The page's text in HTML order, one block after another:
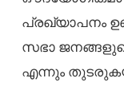
പ്രഖ്യാപനം
സഭാ
എന്നും